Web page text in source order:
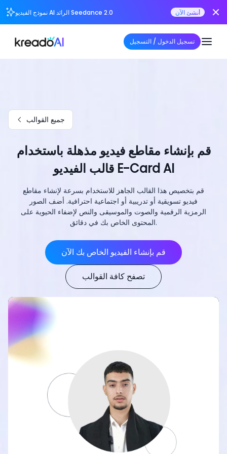
نموذج الفيديو AI الرائد Seedance 2.0 أنشئ الآن
تسجيل الدخول / التسجيل
جميع القوالب
قم بإنشاء مقاطع فيديو مذهلة باستخدام
قالب الفيديو E-Card AI
قم بتخصيص هذا القالب الجاهز للاستخدام بسرعة لإنشاء مقاطع
فيديو تسويقية أو تدريبية أو اجتماعية احترافية. أضف الصور
الرمزية الرقمية والصوت والموسيقى والنص لإضفاء الحيوية على
المحتوى الخاص بك في دقائق.
قم بإنشاء الفيديو الخاص بك الآن
تصفح كافة القوالب